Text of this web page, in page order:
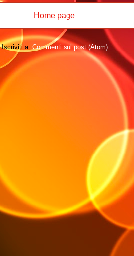
Home page
Iscriviti a: Commenti sul post (Atom)